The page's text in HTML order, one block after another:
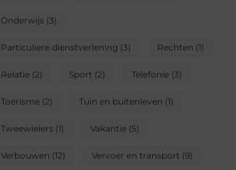
Onderwijs (3)
Particuliere dienstverlening (3) Rechten (1)
Relatie (2) Sport (2) Telefonie (3)
Toerisme (2) Tuin en buitenleven (1)
Tweewielers (1) Vakantie (5)
Verbouwen (12) Vervoer en transport (9)